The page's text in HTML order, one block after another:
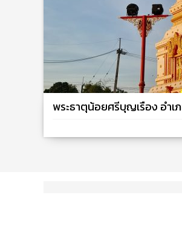
พระธาตุน้อยศรีบุญเรือง อำ